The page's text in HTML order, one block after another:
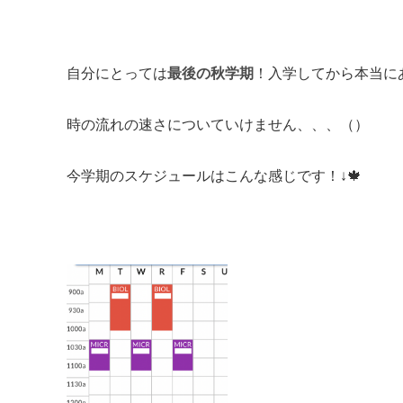
自分にとっては最後の秋学期 ！入学してから本当
時の流れの速さについていけません、、、（）
今学期のスケジュールはこんな感じです！↓🍁